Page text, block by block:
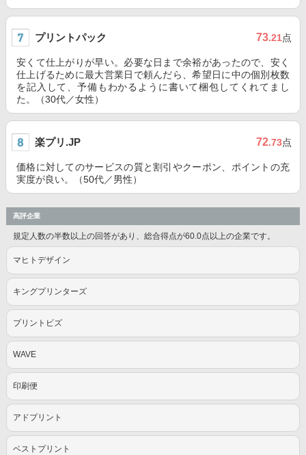
プリントパック 73.21点
安くて仕上がりが早い。必要な日まで余裕があったので、安く
仕上げるために最大営業日で頼んだら、希望日に中の個別枚数
を記入して、予備もわかるように書いて梱包してくれてまし
た。（30代／女性）
楽プリ.JP 72.73点
価格に対してのサービスの質と割引やクーポン、ポイントの充
実度が良い。（50代／男性）
高評企業
規定人数の半数以上の回答があり、総合得点が60.0点以上の企業です。
マヒトデザイン
キングプリンターズ
プリントビズ
WAVE
印刷便
アドプリント
ベストプリント